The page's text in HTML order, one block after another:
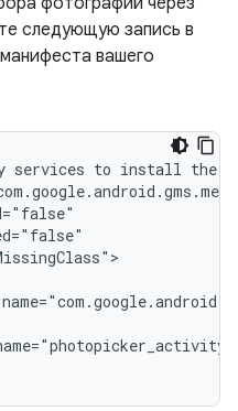
следующую запись в
вашего
services to install the